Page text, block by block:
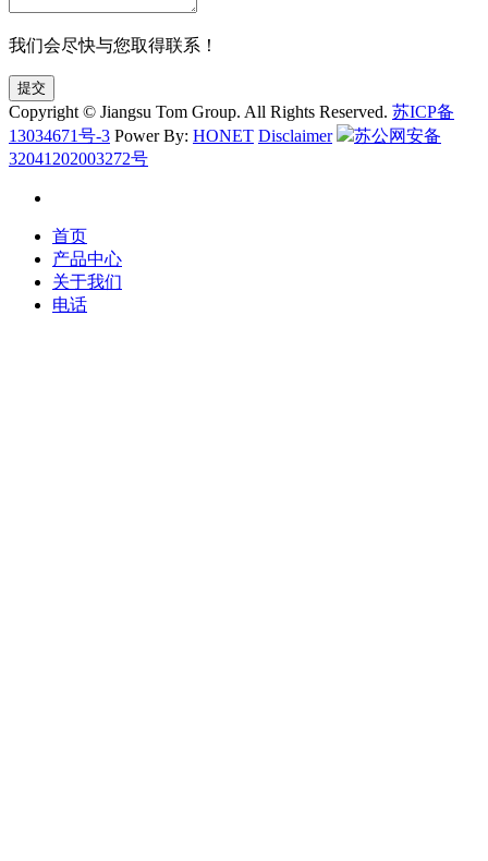
我们会尽快与您取得联系！
提交
Copyright © Jiangsu Tom Group. All Rights Reserved. 苏ICP备
13034671号-3 Power By: HONET Disclaimer
苏公网安备
32041202003272号
首页
产品中心
关于我们
电话